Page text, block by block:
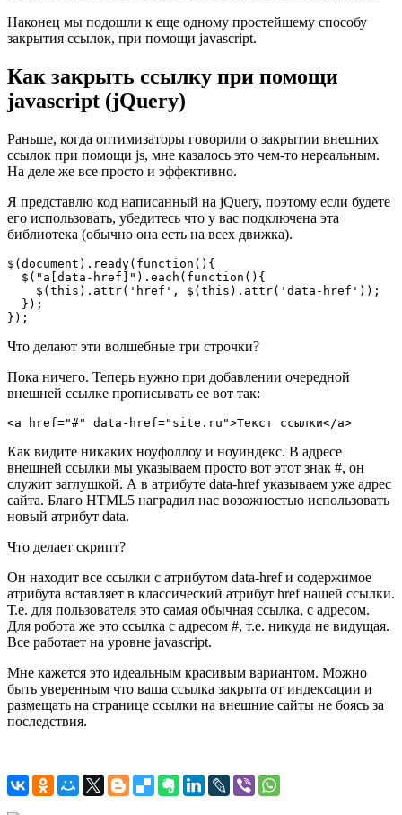
Наконец мы подошли к еще одному простейшему способу
закрытия ссылок, при помощи javascript.
Как закрыть ссылку при помощи
javascript (jQuery)
Раньше, когда оптимизаторы говорили о закрытии внешних
ссылок при помощи js, мне казалось это чем-то нереальным.
На деле же все просто и эффективно.
Я представлю код написанный на jQuery, поэтому если будете
его использовать, убедитесь что у вас подключена эта
библиотека (обычно она есть на всех движка).
$(document).ready(function(){
  $("a[data-href]").each(function(){
    $(this).attr('href', $(this).attr('data-href'));
  });
});
Что делают эти волшебные три строчки?
Пока ничего. Теперь нужно при добавлении очередной
внешней ссылке прописывать ее вот так:
<a href="#" data-href="site.ru">Текст ссылки</a>
Как видите никаких ноуфоллоу и ноуиндекс. В адресе
внешней ссылки мы указываем просто вот этот знак #, он
служит заглушкой. А в атрибуте data-href указываем уже адрес
сайта. Благо HTML5 наградил нас возожностью использовать
новый атрибут data.
Что делает скрипт?
Он находит все ссылки с атрибутом data-href и содержимое
атрибута вставляет в классический атрибут href нашей ссылки.
Т.е. для пользователя это самая обычная ссылка, с адресом.
Для робота же это ссылка с адресом #, т.е. никуда не видущая.
Все работает на уровне javascript.
Мне кажется это идеальным красивым вариантом. Можно
быть уверенным что ваша ссылка закрыта от индексации и
размещать на странице ссылки на внешние сайты не боясь за
последствия.